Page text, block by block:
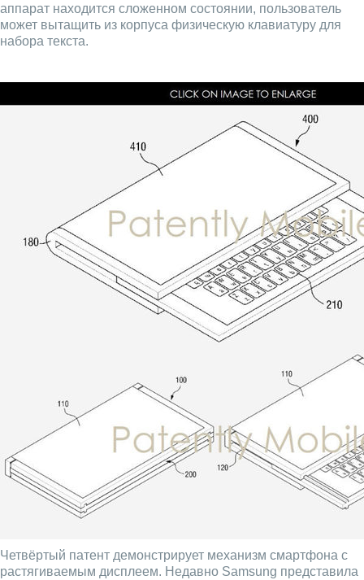
аппарат находится сложенном состоянии, пользователь
может вытащить из корпуса физическую клавиатуру для
набора текста.
Четвёртый патент демонстрирует механизм смартфона с
растягиваемым дисплеем. Недавно Samsung представила